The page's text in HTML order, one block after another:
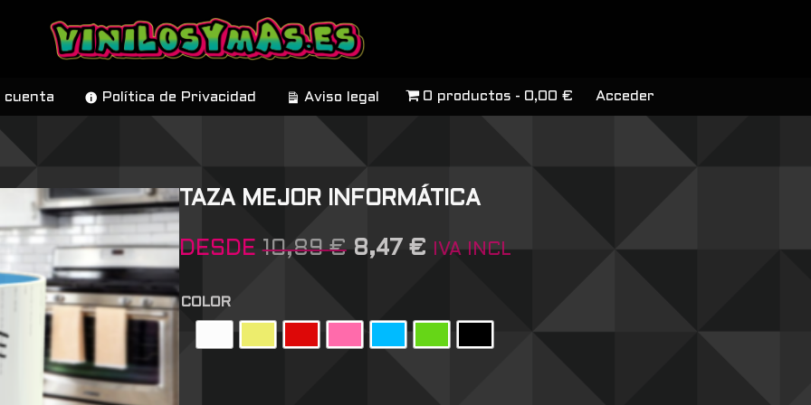
cuenta Política de Privacidad Aviso legal 0 productos 0,00 € Acceder
TAZA MEJOR INFORMÁTICA
DESDE 10,89€ 8,47 € IVA INCL
COLOR